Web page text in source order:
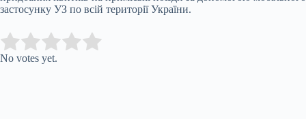
застосунку УЗ по всій території України.
Rate this item:
No votes yet.